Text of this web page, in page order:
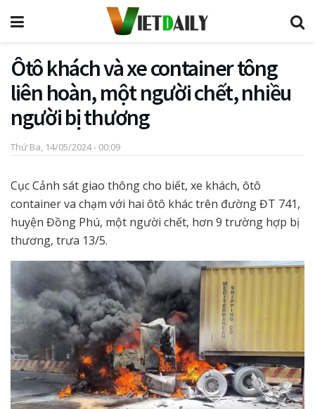
Ôtô khách và xe container tông
liên hoàn, một người chết, nhiều
người bị thương
Thứ Ba, 14/05/2024 - 00:09
Cục Cảnh sát giao thông cho biết, xe khách, ôtô
container va chạm với hai ôtô khác trên đường ĐT 741,
huyện Đồng Phú, một người chết, hơn 9 trường hợp bị
thương, trưa 13/5.